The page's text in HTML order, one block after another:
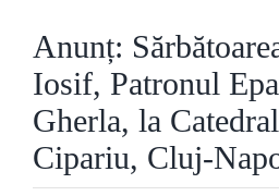
Organizare
Liturgic
Special
Anunț:
Iosif, Patronul
Gherla, la
Cipariu, Cluj-